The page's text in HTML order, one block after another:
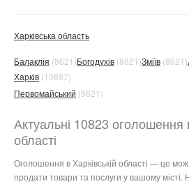
Харківська область
Балаклія (8621)
Харків (10887)
Богодухів (8621)Зміїв (8621)
Первомайський (8621)
Актуальні 10823 оголошення
області
Оголошення в Харківській області — це
продати товари та послуги у вашому місті.